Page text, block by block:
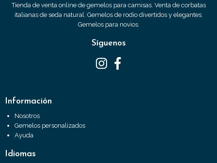
Tienda de venta online de gemelos para camisas. Venta de corbatas
italianas de seda natural. Gemelos de rodio divertidos y elegantes.
Gemelos para novios.
Síguenos
Información
Nosotros
Gemelos personalizados
Ayuda
Idiomas